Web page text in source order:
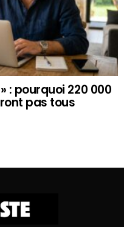
: pourquoi 220 000
pas tous